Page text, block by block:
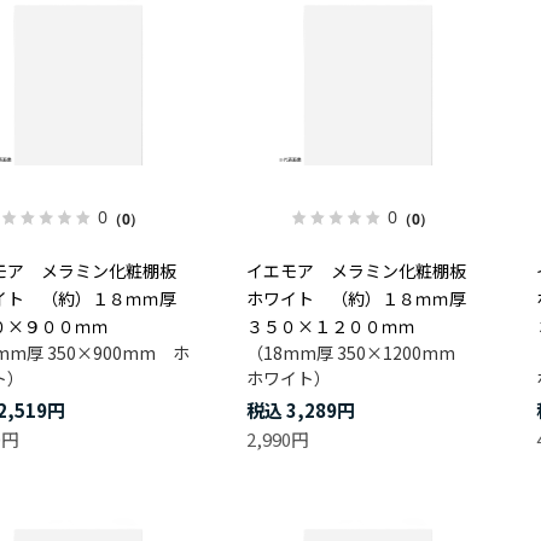
0（0）
ア メラミン化粧棚板
ト （約）１８ｍｍ厚
×９００ｍｍ
厚 350×900mm ホ
円
0（0）
イエモア メラミン化粧棚板
ホワイト （約）１８ｍｍ厚
３５０×１２００ｍｍ
（18mm厚 350×1200mm
ホワイト）
3,289円
2,990円